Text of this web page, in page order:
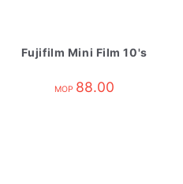
Fujifilm Mini Film 10's
MOP 88.00